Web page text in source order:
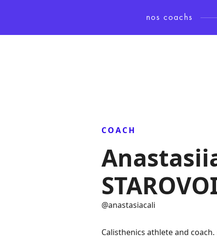
nos coachs
COACH
@anastasiacali
Calisthenics athlete and